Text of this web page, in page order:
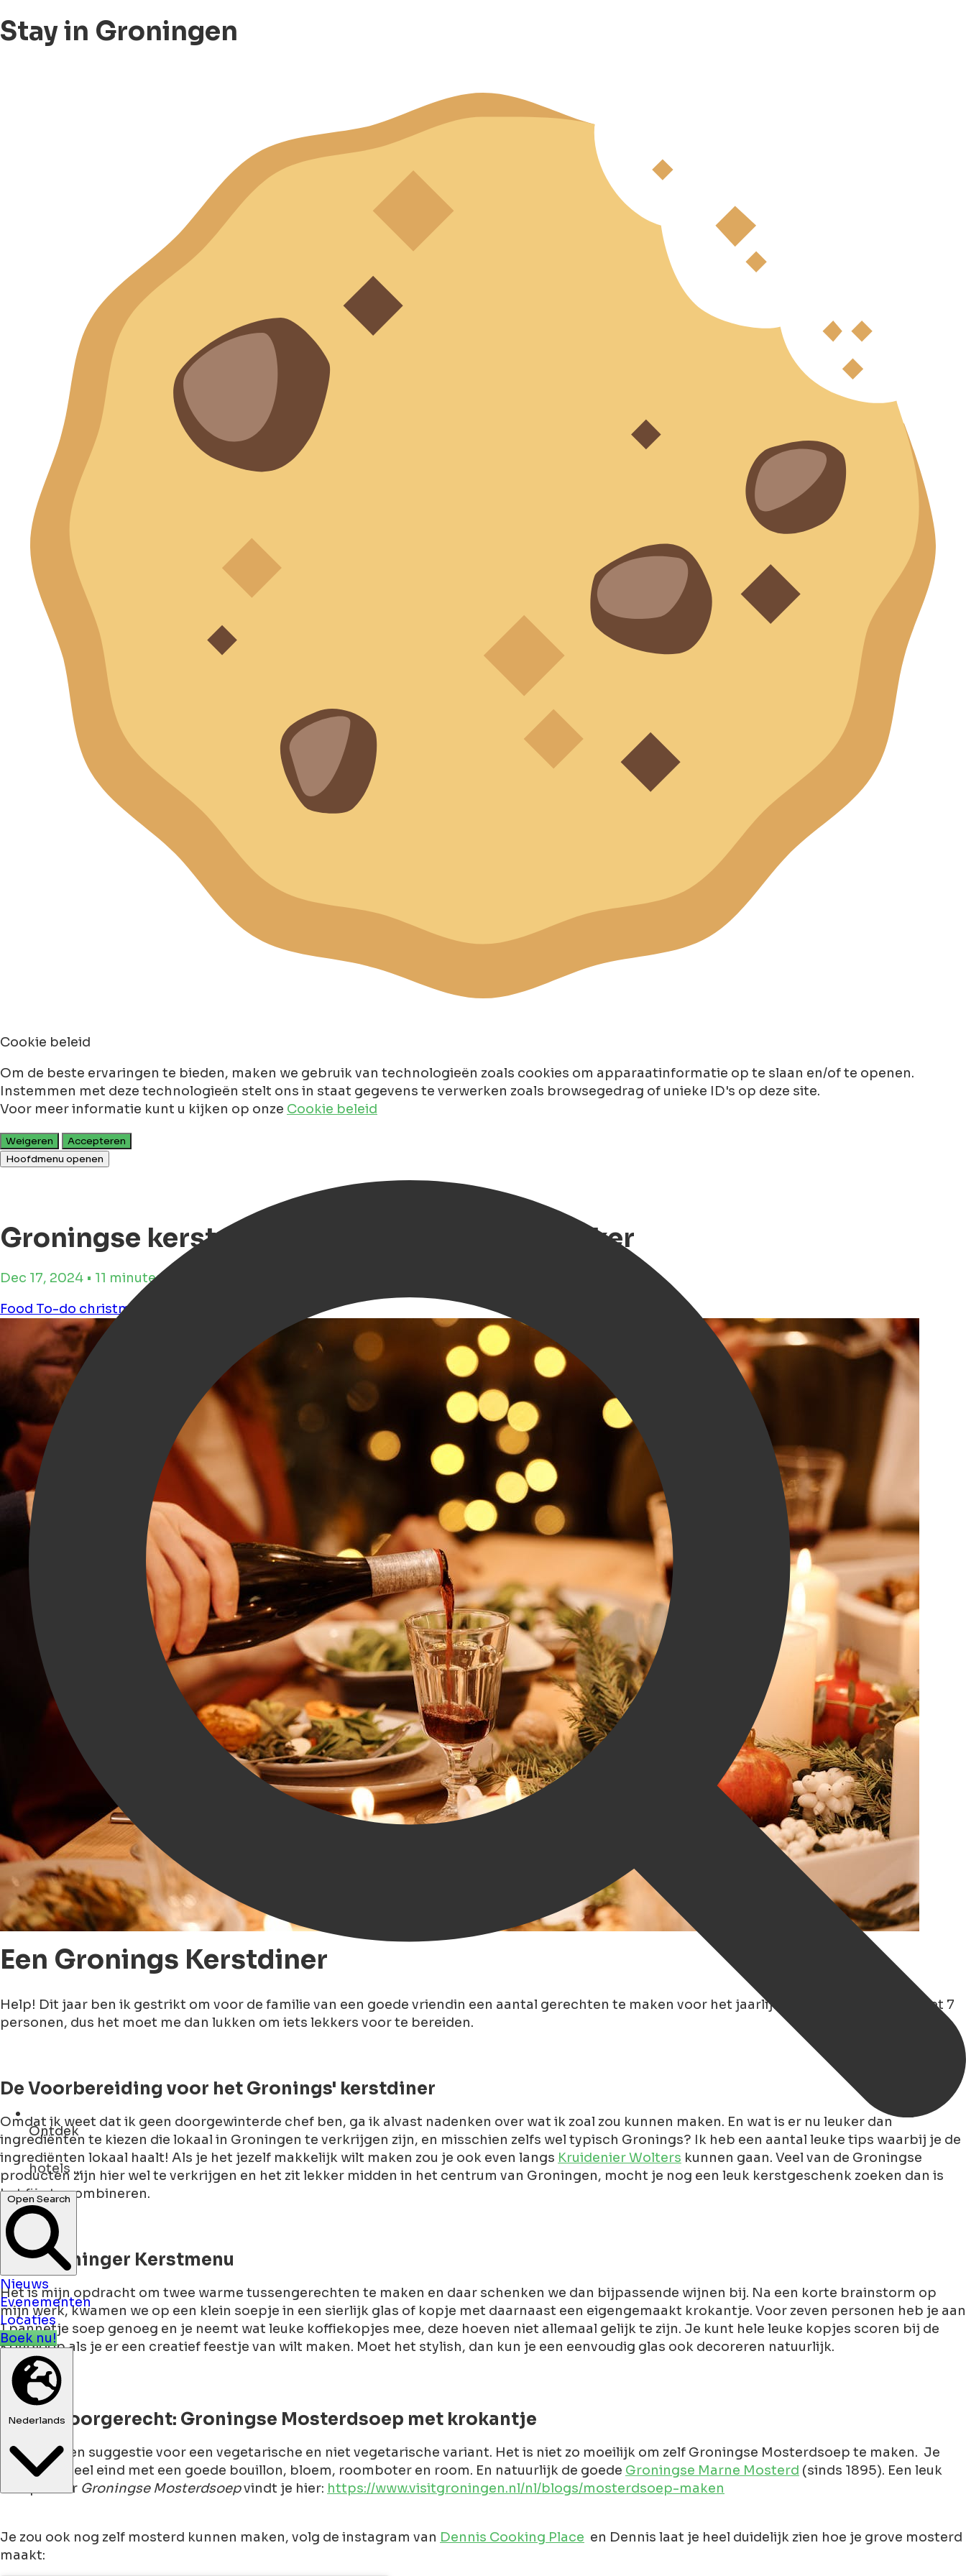
Stay in Groningen
Cookie beleid
Om de beste ervaringen te bieden, maken we gebruik van technologieën zoals cookies om apparaatinformatie op te slaan en/of te openen.
Instemmen met deze technologieën stelt ons in staat gegevens te verwerken zoals browsegedrag of unieke ID's op deze site.
Voor meer informatie kunt u kijken op onze Cookie beleid
Weigeren
Accepteren
Hoofdmenu openen
Ontdek
hotels ...
Open Search
Evenementen
Locaties
Boek nu!
Nederlands
Groningse kerstdiner recepten, lokaal en lekker
Dec 17, 2024 • 11 minuten leestijd
Food To-do christmas
Een Gronings Kerstdiner
Help! Dit jaar ben ik gestrikt om voor de familie van een goede vriendin een aantal gerechten te maken voor het jaarlijkse kerstdiner. Totaal met 7
personen, dus het moet me dan lukken om iets lekkers voor te bereiden.
De Voorbereiding voor het Gronings' kerstdiner
Omdat ik weet dat ik geen doorgewinterde chef ben, ga ik alvast nadenken over wat ik zoal zou kunnen maken. En wat is er nu leuker dan
ingrediënten te kiezen die lokaal in Groningen te verkrijgen zijn, en misschien zelfs wel typisch Gronings? Ik heb een aantal leuke tips waarbij je de
ingrediënten lokaal haalt! Als je het jezelf makkelijk wilt maken zou je ook even langs Kruidenier Wolters kunnen gaan. Veel van de Groningse
producten zijn hier wel te verkrijgen en het zit lekker midden in het centrum van Groningen, mocht je nog een leuk kerstgeschenk zoeken dan is
het fijn te combineren.
Het Groninger Kerstmenu
Het is mijn opdracht om twee warme tussengerechten te maken en daar schenken we dan bijpassende wijnen bij. Na een korte brainstorm op
mijn werk, kwamen we op een klein soepje in een sierlijk glas of kopje met daarnaast een eigengemaakt krokantje. Voor zeven personen heb je aan
1 pannetje soep genoeg en je neemt wat leuke koffiekopjes mee, deze hoeven niet allemaal gelijk te zijn. Je kunt hele leuke kopjes scoren bij de
Kringloop als je er een creatief feestje van wilt maken. Moet het stylish, dan kun je een eenvoudig glas ook decoreren natuurlijk.
Warm voorgerecht: Groningse Mosterdsoep met krokantje
We doen een suggestie voor een vegetarische en niet vegetarische variant. Het is niet zo moeilijk om zelf Groningse Mosterdsoep te maken. Je
komt een heel eind met een goede bouillon, bloem, roomboter en room. En natuurlijk de goede Groningse Marne Mosterd (sinds 1895). Een leuk
recept voor Groningse Mosterdsoepvindt je hier: https://www.visitgroningen.nl/nl/blogs/mosterdsoep-maken
Je zou ook nog zelf mosterd kunnen maken, volg de instagram van Dennis Cooking Place en Dennis laat je heel duidelijk zien hoe je grove mosterd
maakt: